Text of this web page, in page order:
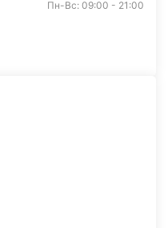
Пн-Вс: 09:00 - 21:00